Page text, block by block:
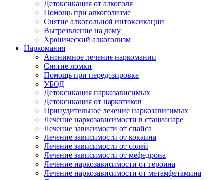
Детоксикация от алкоголя
Помощь при алкоголизме
Снятие алкогольной интоксикации
Вытрезвление на дому
Хронический алкоголизм
Наркомания
Анонимное лечение наркомании
Снятие ломки
Помощь при передозировке
УБОД
Детоксикация наркозависимых
Детоксикация от наркотиков
Принудительное лечение наркозависимых
Лечение наркозависимости в стационаре
Лечение зависимости от спайса
Лечение зависимости от кокаина
Лечение зависимости от солей
Лечение зависимости от мефедрона
Лечение наркозависимости от героина
Лечение наркозависимости от метамфетамина